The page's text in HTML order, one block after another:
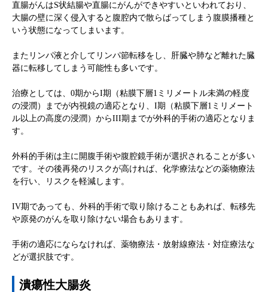
直腸がんはS状結腸や直腸にがんができやすいといわれており、
大腸の壁に深く侵入すると腹腔内で散らばってしまう腹膜播種と
いう状態になってしまいます。
またリンパ液と介してリンパ節転移をし、肝臓や肺など離れた臓
器に転移してしまう可能性も多いです。
治療としては、0期からI期（粘膜下層1ミリメートル未満の軽度
の浸潤）までが内視鏡の適応となり、I期
（粘膜下層1ミリメート
ル以上の高度の浸潤）からIII期までが外科的手術の適応となりま
す。
外科的手術は主に開腹手術や腹腔鏡手術が選択されることが多い
です。その後再発のリスクが高ければ、化学療法などの薬物療法
を行い、リスクを軽減します。
IV期であっても、外科的手術で取り除けることもあれば、転移先
や原発のがんを取り除けない場合もあります。
手術の適応にならなければ、薬物療法・放射線療法・対症療法な
どが選択肢です。
潰瘍性大腸炎